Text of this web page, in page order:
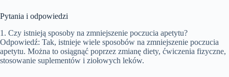
Pytania i odpowiedzi
1. Czy istnieją sposoby na zmniejszenie poczucia apetytu?
Odpowiedź: Tak, istnieje wiele sposobów na zmniejszenie poczucia
apetytu. Można to osiągnąć poprzez zmianę diety, ćwiczenia fizyczne,
stosowanie suplementów i ziołowych leków.